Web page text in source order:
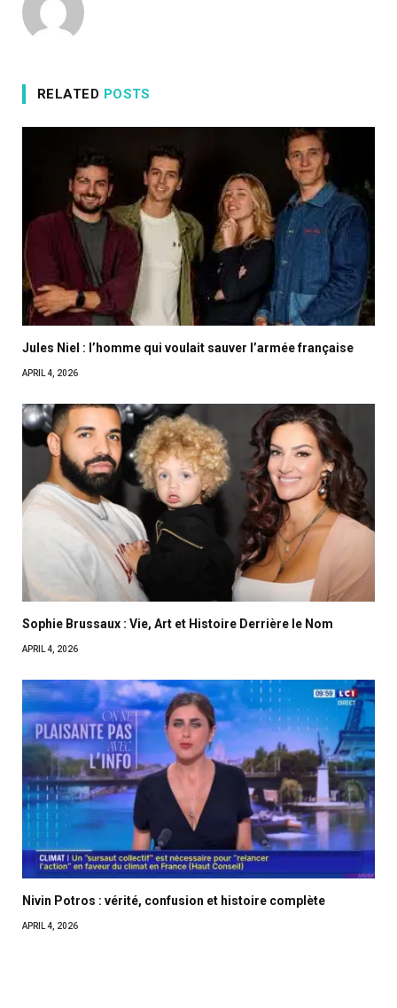
RELATED POSTS
Jules Niel : l’homme qui voulait sauver l’armée française
APRIL 4, 2026
Sophie Brussaux : Vie, Art et Histoire Derrière le Nom
APRIL 4, 2026
Nivin Potros : vérité, confusion et histoire complète
APRIL 4, 2026